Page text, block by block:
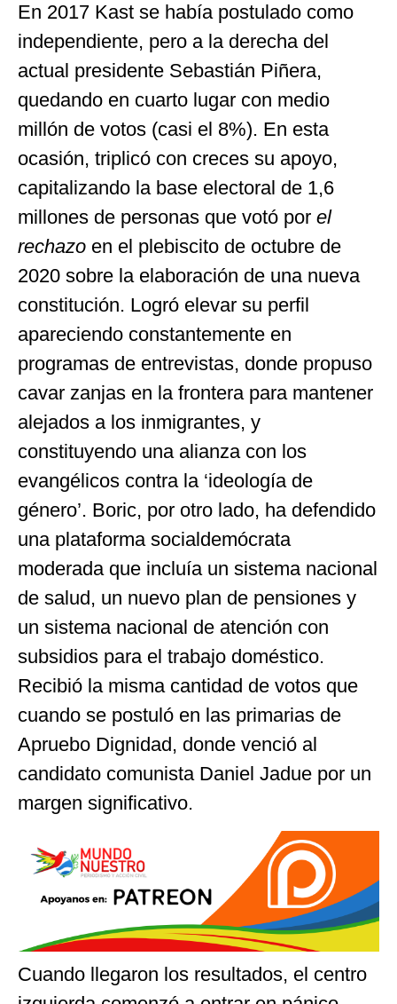
En 2017 Kast se había postulado como
independiente, pero a la derecha del
actual presidente Sebastián Piñera,
quedando en cuarto lugar con medio
millón de votos (casi el 8%). En esta
ocasión, triplicó con creces su apoyo,
capitalizando la base electoral de 1,6
millones de personas que votó por el
rechazo en el plebiscito de octubre de
2020 sobre la elaboración de una nueva
constitución. Logró elevar su perfil
apareciendo constantemente en
programas de entrevistas, donde propuso
cavar zanjas en la frontera para mantener
alejados a los inmigrantes, y
constituyendo una alianza con los
evangélicos contra la ‘ideología de
género’. Boric, por otro lado, ha defendido
una plataforma socialdemócrata
moderada que incluía un sistema nacional
de salud, un nuevo plan de pensiones y
un sistema nacional de atención con
subsidios para el trabajo doméstico.
Recibió la misma cantidad de votos que
cuando se postuló en las primarias de
Apruebo Dignidad, donde venció al
candidato comunista Daniel Jadue por un
margen significativo.
Cuando llegaron los resultados, el centro